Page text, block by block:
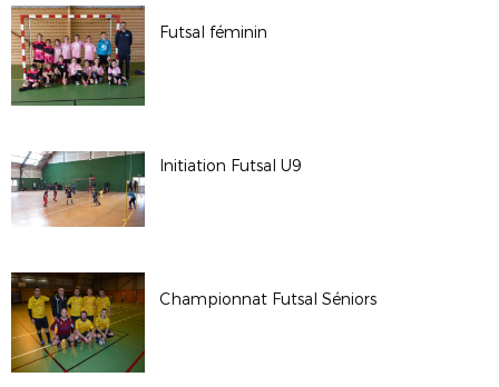
Futsal féminin
Initiation Futsal U9
Championnat Futsal Séniors